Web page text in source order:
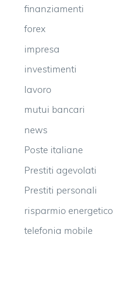
finanziamenti
forex
impresa
investimenti
lavoro
mutui bancari
news
Poste italiane
Prestiti agevolati
Prestiti personali
risparmio energetico
telefonia mobile